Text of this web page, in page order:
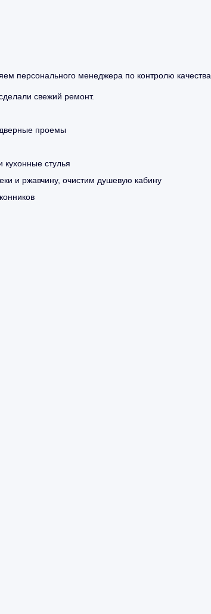
персонального менеджера по контролю качества
свежий ремонт.
проемы
стулья
и ржавчину, очистим душевую кабину